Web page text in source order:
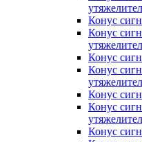
Конус
Конус
Конус
Конус
Конус
Конус
Конус